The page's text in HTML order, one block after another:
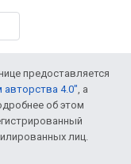
предоставляется
авторства 4.0", а
об этом
лиц.